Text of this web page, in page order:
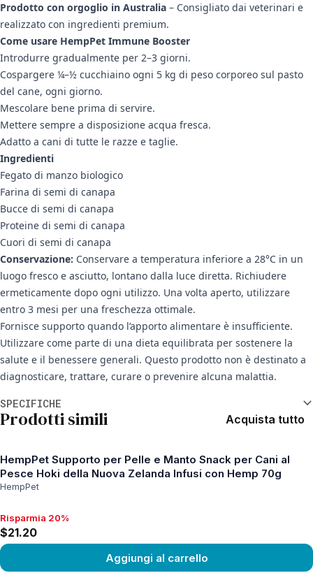
Prodotto con orgoglio in Australia – Consigliato dai veterinari e
realizzato con ingredienti premium.
Come usare HempPet Immune Booster
Introdurre gradualmente per 2–3 giorni.
Cospargere ¼–½ cucchiaino ogni 5 kg di peso corporeo sul pasto
del cane, ogni giorno.
Mescolare bene prima di servire.
Mettere sempre a disposizione acqua fresca.
Adatto a cani di tutte le razze e taglie.
Ingredienti
Fegato di manzo biologico
Farina di semi di canapa
Bucce di semi di canapa
Proteine di semi di canapa
Cuori di semi di canapa
Conservazione: Conservare a temperatura inferiore a 28°C in un
luogo fresco e asciutto, lontano dalla luce diretta. Richiudere
ermeticamente dopo ogni utilizzo. Una volta aperto, utilizzare
entro 3 mesi per una freschezza ottimale.
Fornisce supporto quando l’apporto alimentare è insufficiente.
Utilizzare come parte di una dieta equilibrata per sostenere la
salute e il benessere generali. Questo prodotto non è destinato a
diagnosticare, trattare, curare o prevenire alcuna malattia.
SPECIFICHE
Prodotti simili Acquista tutto
HempPet Supporto per Pelle e Manto Snack per Cani al
Pesce Hoki della Nuova Zelanda Infusi con Hemp 70g
HempPet
Risparmia 20%, $21.20
Risparmia 20%
$21.20
Aggiungi al carrello